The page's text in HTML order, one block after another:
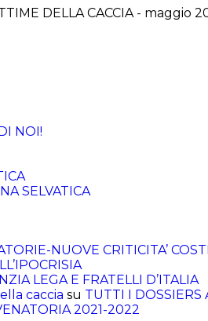
DELLA CACCIA - maggio
NOI!
SELVATICA
NUOVE CRITICITA’
LEGA E FRATELLI D’ITALIA
caccia su TUTTI I DOSSIERS
2021-2022